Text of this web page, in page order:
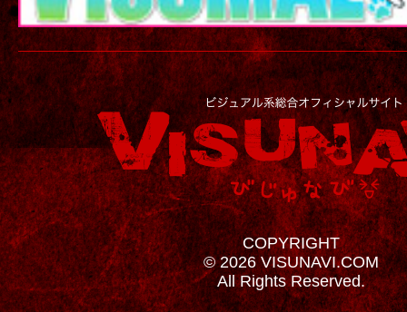
COPYRIGHT
© 2026 VISUNAVI.COM
All Rights Reserved.